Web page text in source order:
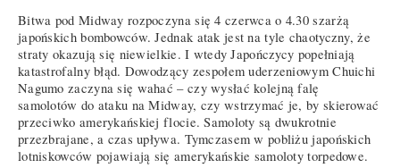
Bitwa pod Midway rozpoczyna się 4 czerwca o 4.30 szarżą
japońskich bombowców. Jednak atak jest na tyle chaotyczny, że
straty okazują się niewielkie. I wtedy Japończycy popełniają
katastrofalny błąd. Dowodzący zespołem uderzeniowym Chuichi
Nagumo zaczyna się wahać – czy wysłać kolejną falę
samolotów do ataku na Midway, czy wstrzymać je, by skierować
przeciwko amerykańskiej flocie. Samoloty są dwukrotnie
przezbrajane, a czas upływa. Tymczasem w pobliżu japońskich
lotniskowców pojawiają się amerykańskie samoloty torpedowe.